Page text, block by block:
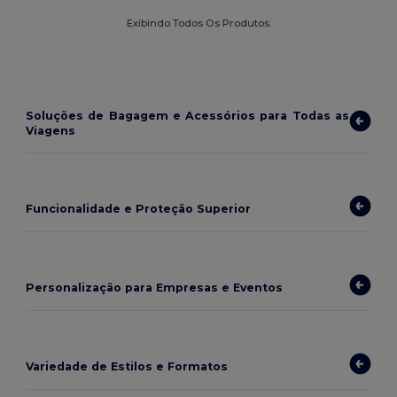
Exibindo Todos Os Produtos.
Soluções de Bagagem e Acessórios para Todas as
Viagens
Funcionalidade e Proteção Superior
Personalização para Empresas e Eventos
Variedade de Estilos e Formatos